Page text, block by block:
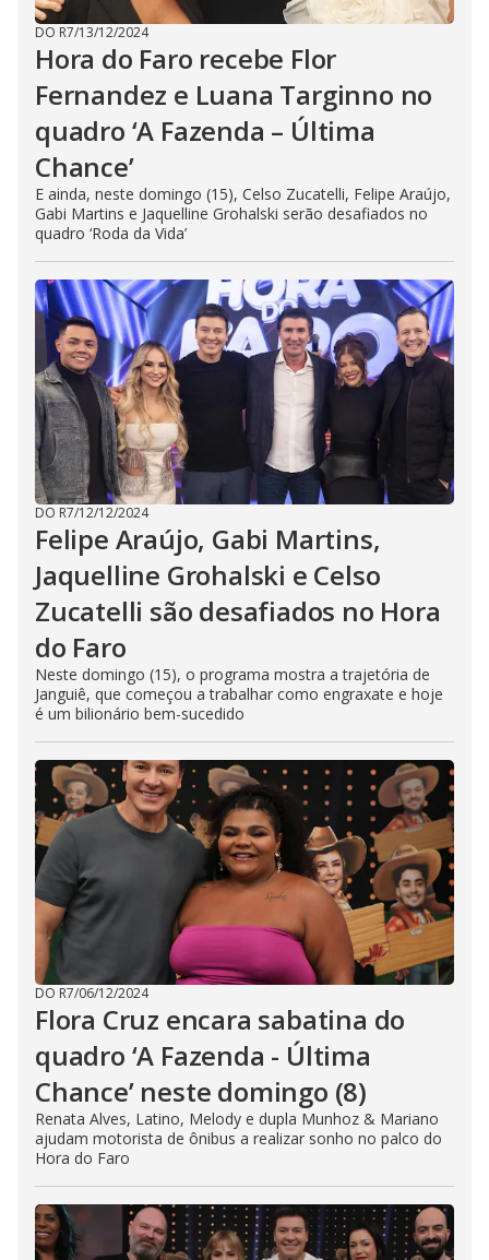
DO R7/13/12/2024
Hora do Faro recebe Flor
Fernandez e Luana Targinno no
quadro ‘A Fazenda – Última
Chance’
E ainda, neste domingo (15), Celso Zucatelli, Felipe Araújo,
Gabi Martins e Jaquelline Grohalski serão desafiados no
quadro ‘Roda da Vida’
DO R7/12/12/2024
Felipe Araújo, Gabi Martins,
Jaquelline Grohalski e Celso
Zucatelli são desafiados no Hora
do Faro
Neste domingo (15), o programa mostra a trajetória de
Janguiê, que começou a trabalhar como engraxate e hoje
é um bilionário bem-sucedido
DO R7/06/12/2024
Flora Cruz encara sabatina do
quadro ‘A Fazenda - Última
Chance’ neste domingo (8)
Renata Alves, Latino, Melody e dupla Munhoz & Mariano
ajudam motorista de ônibus a realizar sonho no palco do
Hora do Faro